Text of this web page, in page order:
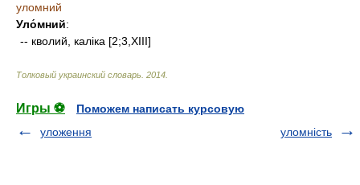
уломний
Уло́мний:
-- кволий, каліка [2;3,XIII]
Толковый украинский словарь 2014
Игры ⚽
Поможем написать курсовую
уложення
уломність